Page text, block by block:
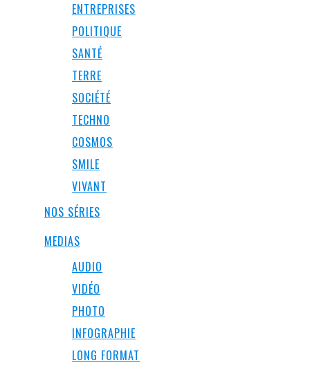
ENTREPRISES
POLITIQUE
SANTÉ
TERRE
SOCIÉTÉ
TECHNO
COSMOS
SMILE
VIVANT
NOS SÉRIES
MEDIAS
AUDIO
VIDÉO
PHOTO
INFOGRAPHIE
LONG FORMAT